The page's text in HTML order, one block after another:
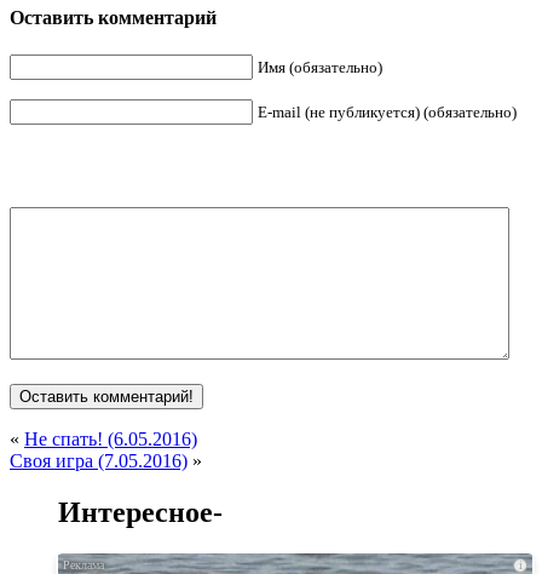
Оставить комментарий
Имя (обязательно)
E-mail (не публикуется) (обязательно)
« Не спать! (6.05.2016)
Своя игра (7.05.2016) »
Интересное-
i